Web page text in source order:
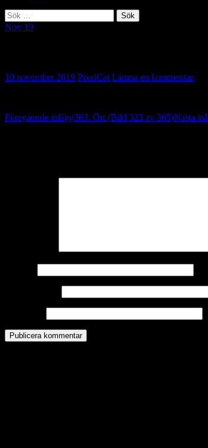
Sök
efter:
Nov 19
10 november 2019 PixelCat Lämna en kommentar
Inläggsnavigering
Föregående inlägg363. Ört (Bild 323 av 365)Nästa